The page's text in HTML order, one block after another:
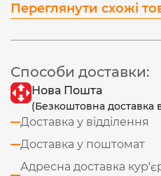
Переглянути схожі
Способи доставки:
Нова Пошта
(Безкоштовна доставка
Доставка у відділення
Доставка у поштомат
Адресна доставка